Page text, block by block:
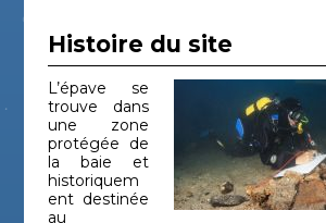
Histoire du site
L’épave se
trouve dans
une zone
protégée de
la baie et
historiquem
ent destinée
au